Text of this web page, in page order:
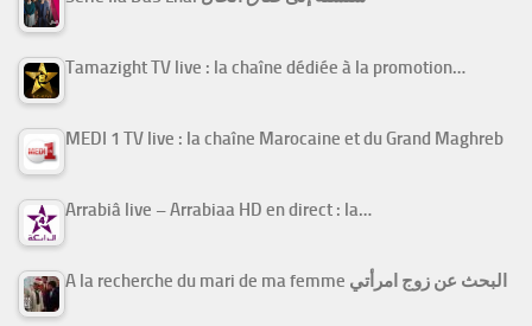
Tamazight TV live : la chaîne dédiée à la promotion…
MEDI 1 TV live : la chaîne Marocaine et du Grand Maghreb
Arrabiâ live – Arrabiaa HD en direct : la…
A la recherche du mari de ma femme البحث عن زوج امرأتي